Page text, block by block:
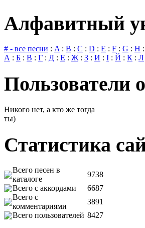
Алфавитный
# - все песни : A: B : C : D : E : F : G : H :
А : Б : В : Г : Д : Е : Ж: З : И : І : Й : К : Л
Пользователи
Никого нет, а кто же тогда
ты)
Статистика
Всего песен в
каталоге
9738
Всего с аккордами
6687
Всего с
комментариями
3891
Всего пользователей 8427